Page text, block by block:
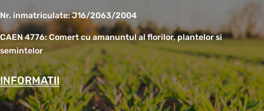
Nr. inmatriculate: J16/2063/2004
CAEN 4776: Comert cu amanuntul al florilor, plantelor si
semintelor
INFORMATII